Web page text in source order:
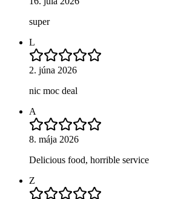
super
L
2. júna 2026
nic moc deal
A
8. mája 2026
Delicious food, horrible service
Z